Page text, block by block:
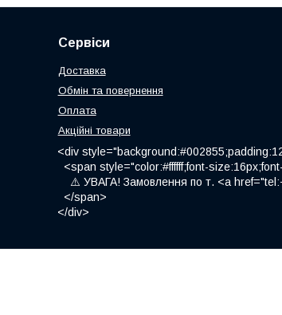
Сервіси
Доставка
Обмін та повернення
Оплата
Акційні товари
<div
<span style="color:#ffffff;font-
⚠️ УВАГА! Замовлення по т. <a
</span>
</div>